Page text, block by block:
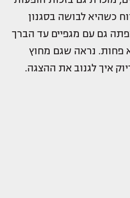
כשהיא לבושה בסגנון
גם עם מגפיים עד הברך
נראה שגם מחוץ
איך לגנוב את ההצגה.